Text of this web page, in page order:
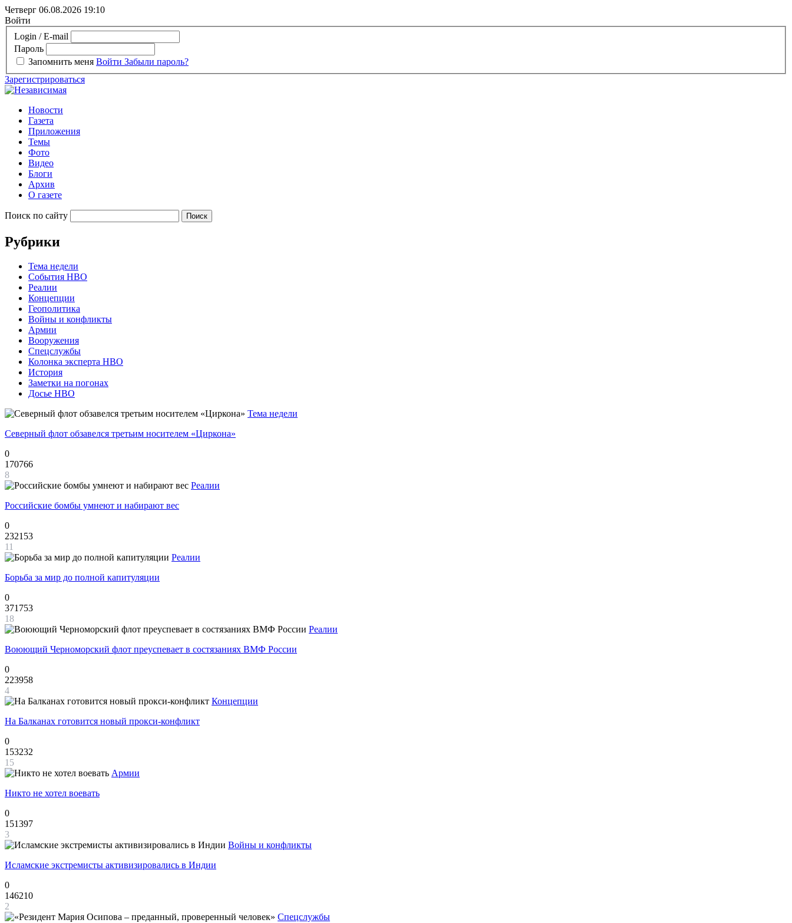
Четверг 06.08.2026 19:10
Войти
Login / E-mail
Пароль
Запомнить меня Войти Забыли пароль?
Зарегистрироваться
Новости
Газета
Приложения
Темы
Фото
Видео
Блоги
Архив
О газете
Поиск по сайту
Рубрики
Тема недели
События НВО
Реалии
Концепции
Геополитика
Войны и конфликты
Армии
Вооружения
Спецслужбы
Колонка эксперта НВО
История
Заметки на погонах
Досье НВО
Тема недели
Северный флот обзавелся третьим носителем «Циркона»
0
170766
8
Реалии
Российские бомбы умнеют и набирают вес
0
232153
11
Реалии
Борьба за мир до полной капитуляции
0
371753
18
Реалии
Воюющий Черноморский флот преуспевает в состязаниях ВМФ России
0
223958
4
Концепции
На Балканах готовится новый прокси-конфликт
0
153232
15
Армии
Никто не хотел воевать
0
151397
3
Войны и конфликты
Исламские экстремисты активизировались в Индии
0
146210
2
Спецслужбы